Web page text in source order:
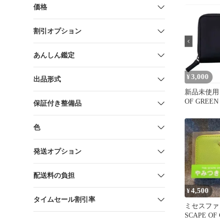
価格
割引オプション
あんしん鑑定
出品形式
保証付き整備品
色
発送オプション
配送料の負担
タイムセール割引率
¥ 3,000
新品未使
OF
¥4,500
ミセスフ
SCAPE OF